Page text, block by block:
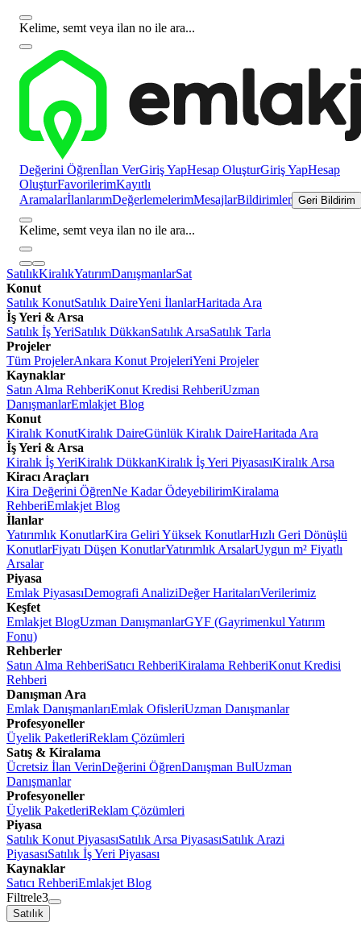
Kelime, semt veya ilan no ile ara...
Değerini Öğrenİlan VerGiriş YapHesap OluşturGiriş YapHesap
OluşturFavorilerimKayıtlı
AramalarİlanlarımDeğerlemelerimMesajlarBildirimler Geri Bildirim
Kelime, semt veya ilan no ile ara...
SatılıkKiralıkYatırımDanışmanlarSat
Konut
Satılık KonutSatılık DaireYeni İlanlarHaritada Ara
İş Yeri & Arsa
Satılık İş YeriSatılık DükkanSatılık ArsaSatılık Tarla
Projeler
Tüm ProjelerAnkara Konut ProjeleriYeni Projeler
Kaynaklar
Satın Alma RehberiKonut Kredisi RehberiUzman
DanışmanlarEmlakjet Blog
Konut
Kiralık KonutKiralık DaireGünlük Kiralık DaireHaritada Ara
İş Yeri & Arsa
Kiralık İş YeriKiralık DükkanKiralık İş Yeri PiyasasıKiralık Arsa
Kiracı Araçları
Kira Değerini ÖğrenNe Kadar ÖdeyebilirimKiralama
RehberiEmlakjet Blog
İlanlar
Yatırımlık KonutlarKira Geliri Yüksek KonutlarHızlı Geri Dönüşlü
KonutlarFiyatı Düşen KonutlarYatırımlık ArsalarUygun m² Fiyatlı
Arsalar
Piyasa
Emlak PiyasasıDemografi AnaliziDeğer HaritalarıVerilerimiz
Keşfet
Emlakjet BlogUzman DanışmanlarGYF (Gayrimenkul Yatırım
Fonu)
Rehberler
Satın Alma RehberiSatıcı RehberiKiralama RehberiKonut Kredisi
Rehberi
Danışman Ara
Emlak DanışmanlarıEmlak OfisleriUzman Danışmanlar
Profesyoneller
Üyelik PaketleriReklam Çözümleri
Satış & Kiralama
Ücretsiz İlan VerinDeğerini ÖğrenDanışman BulUzman
Danışmanlar
Profesyoneller
Üyelik PaketleriReklam Çözümleri
Piyasa
Satılık Konut PiyasasıSatılık Arsa PiyasasıSatılık Arazi
PiyasasıSatılık İş Yeri Piyasası
Kaynaklar
Satıcı RehberiEmlakjet Blog
Filtrele3
Satılık